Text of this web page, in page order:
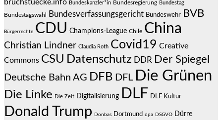
bruchstuecke.info Bundeskanzler*in Bundesregierung Bundestag
Bundestagswahl Bundesverfassungsgericht Bundeswehr BVB
Bürgerrechte CDU Champions-League Chile China
Christian Lindner Claudia Roth Covid19 Creative
Commons CSU Datenschutz DDR Der Spiegel
Deutsche Bahn AG DFB DFL Die Grünen
Die Linke Die Zeit Digitalisierung DLF DLF Kultur
Donald Trump Donbas Dortmund dpa DSGVO Dürre